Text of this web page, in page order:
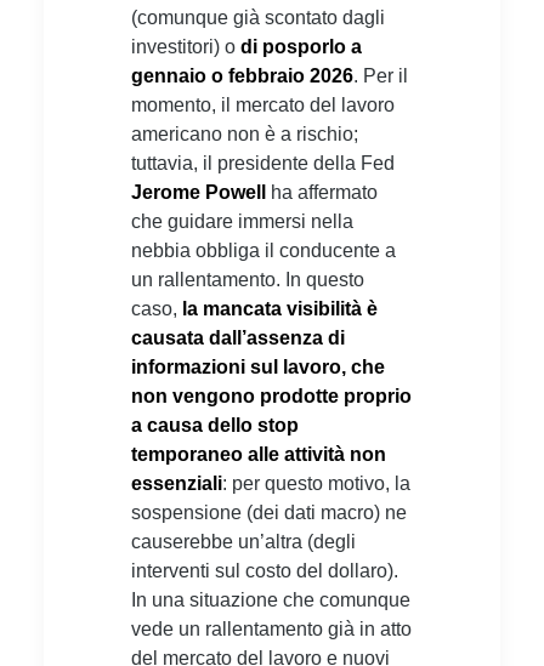
(comunque già scontato dagli
investitori) o di posporlo a
gennaio o febbraio 2026. Per il
momento, il mercato del lavoro
americano non è a rischio;
tuttavia, il presidente della Fed
Jerome Powell
ha affermato
che guidare immersi nella
nebbia obbliga il conducente a
un rallentamento. In questo
caso, la mancata visibilità è
causata dall’assenza di
informazioni sul lavoro, che
non vengono prodotte proprio
a causa dello stop
temporaneo alle attività non
essenziali: per questo motivo, la
sospensione (dei dati macro) ne
causerebbe un’altra (degli
interventi sul costo del dollaro).
In una situazione che comunque
vede un rallentamento già in atto
del mercato del lavoro e nuovi